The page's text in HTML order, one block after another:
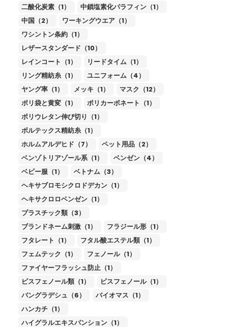
二酸化炭素（1）
中鎖塩素化パラフィン（1）
中国（2）
ワーキングウエア（1）
ワシントン条約（1）
レザースタンダード（10）
レインコート（1）
リードタイム（1）
リング精紡糸（1）
ユニフォーム（4）
ヤング率（1）
メッキ（1）
マスク（12）
ポリ袋と黄変（1）
ポリカーボネート（1）
ポリウレタン伸び切り（1）
ボルテックス精紡糸（1）
ホルムアルデヒド（7）
ペット用品（2）
ベンゾトリアゾール系（1）
ベンゼン（4）
ベビー服（1）
ベトナム（3）
ヘキサブロモシクロドデカン（1）
ヘキサクロロベンゼン（1）
プラスチック類（3）
ブランドネーム刺激（1）
フラジール形（1）
フタレート（1）
フタル酸エステル類（1）
フェムテック（1）
フェノール（1）
ファイヤーフラッシュ防止（1）
ビスフェノール類（1）
ビスフェノール（1）
バングラデシュ（6）
バイオマス（1）
ハンカチ（1）
ハイグラルエキスパンション（1）